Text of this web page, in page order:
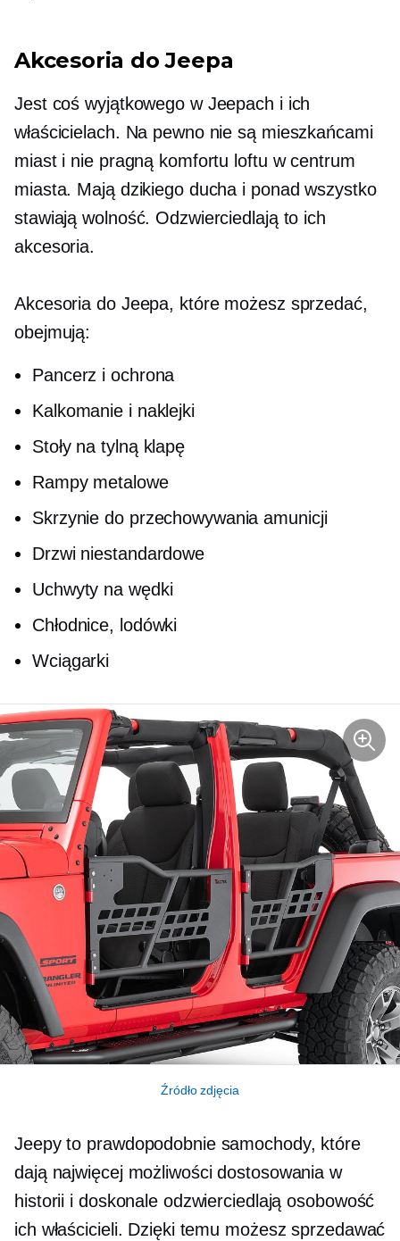
Akcesoria do Jeepa
Jest coś wyjątkowego w Jeepach i ich
właścicielach. Na pewno nie są mieszkańcami
miast i nie pragną komfortu loftu w centrum
miasta. Mają dzikiego ducha i ponad wszystko
stawiają wolność. Odzwierciedlają to ich
akcesoria.
Akcesoria do Jeepa, które możesz sprzedać,
obejmują:
Pancerz i ochrona
Kalkomanie i naklejki
Stoły na tylną klapę
Rampy metalowe
Skrzynie do przechowywania amunicji
Drzwi niestandardowe
Uchwyty na wędki
Chłodnice, lodówki
Wciągarki
Źródło zdjęcia
Jeepy to prawdopodobnie samochody, które
dają najwięcej możliwości dostosowania w
historii i doskonale odzwierciedlają osobowość
ich właścicieli. Dzięki temu możesz sprzedawać